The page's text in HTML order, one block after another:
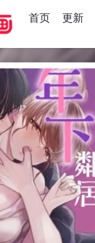
首页 更新